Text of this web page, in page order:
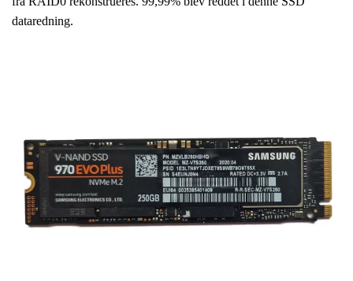
dataredning.